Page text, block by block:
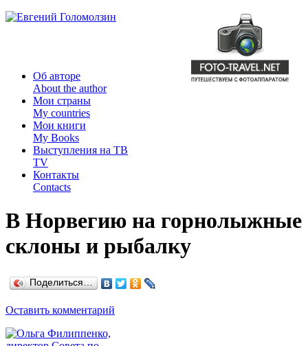
Об авторе
About the author
Мои страны
My countries
Мои книги
My Books
Выступления на ТВ
TV
Контакты
Contacts
В Норвегию на горнолыжные
склоны и рыбалку
Поделиться…
Оставить комментарий